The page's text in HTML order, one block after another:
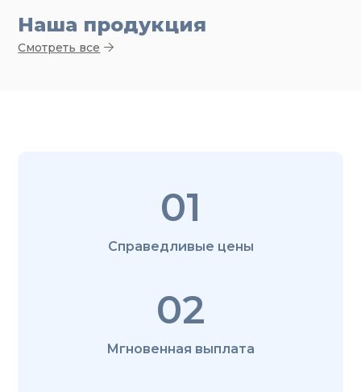
Наша продукция
Смотреть все
01
Справедливые цены
02
Мгновенная выплата